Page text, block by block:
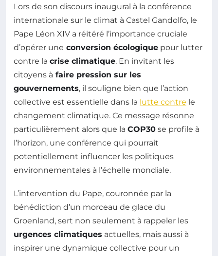
Lors de son discours inaugural à la conférence
internationale sur le climat à Castel Gandolfo, le
Pape Léon XIV a réitéré l’importance cruciale
d’opérer une conversion écologique pour lutter
contre la crise climatique. En invitant les
citoyens à faire pression sur les
gouvernements, il souligne bien que l’action
collective est essentielle dans la lutte contre le
changement climatique. Ce message résonne
particulièrement alors que la COP30 se profile à
l’horizon, une conférence qui pourrait
potentiellement influencer les politiques
environnementales à l’échelle mondiale.
L’intervention du Pape, couronnée par la
bénédiction d’un morceau de glace du
Groenland, sert non seulement à rappeler les
urgences climatiques actuelles, mais aussi à
inspirer une dynamique collective pour un